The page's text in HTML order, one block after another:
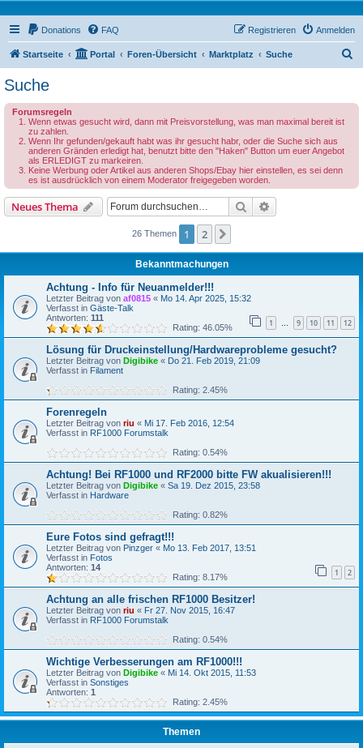
Donations FAQ Anmelden
Registrieren
Startseite Portal Foren-Übersicht Marktplatz Suche
Suche
Forumsregeln
Wenn etwas gesucht wird, dann mit Preisvorstellung, was man maximal bereit ist
zu zahlen.
Wenn Ihr gefunden/gekauft habt was ihr gesucht habr, oder die Suche sich aus
anderen Gränden erledigt hat, benutzt bitte den "Haken" Button um euer Angebot
als ERLEDIGT zu markeiren.
Keine Werbung oder Artikel aus anderen Shops/Ebay hier einstellen, es sei denn
es ist ausdrücklich von einem Moderator freigegeben worden.
Neues Thema Suche
26 Themen 1 2
Bekanntmachungen
Achtung - Info für Neuanmelder!!!
Letzter Beitrag von af0815 « Mo 14. Apr 2025, 15:32
Verfasst in Gäste-Talk
Antworten: 111 1 … 9 10 11 12
Rating: 46.05%
Lösung für Druckeinstellung/Hardwareprobleme gesucht?
Letzter Beitrag von Digibike « Do 21. Feb 2019, 21:09
Verfasst in Filament
Rating: 2.45%
Forenregeln
Letzter Beitrag von riu « Mi 17. Feb 2016, 12:54
Verfasst in RF1000 Forumstalk
Rating: 0.54%
Achtung! Bei RF1000 und RF2000 bitte FW akualisieren!!!
Letzter Beitrag von Digibike « Sa 19. Dez 2015, 23:58
Verfasst in Hardware
Rating: 0.82%
Eure Fotos sind gefragt!!!
Letzter Beitrag von Pinzger « Mo 13. Feb 2017, 13:51
Verfasst in Fotos
Antworten: 14 1 2
Rating: 8.17%
Achtung an alle frischen RF1000 Besitzer!
Letzter Beitrag von riu « Fr 27. Nov 2015, 16:47
Verfasst in RF1000 Forumstalk
Rating: 0.54%
Wichtige Verbesserungen am RF1000!!!
Letzter Beitrag von Digibike « Mi 14. Okt 2015, 11:53
Verfasst in Sonstiges
Antworten: 1
Rating: 2.45%
Themen